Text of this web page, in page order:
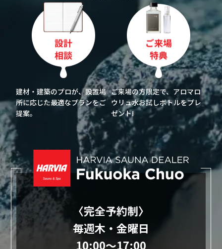
建材・建築のプロが、設置場
所に応じた最適なプランをご
提案。
ご来場の方限定で、アロマロ
ウリュ水お試しボトルをプレ
ゼント!
〈完全予約制〉
毎週木・金曜日
10:00〜17:00